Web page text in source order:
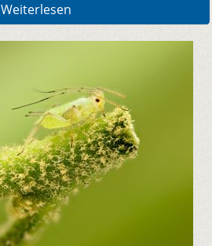
Weiterlesen